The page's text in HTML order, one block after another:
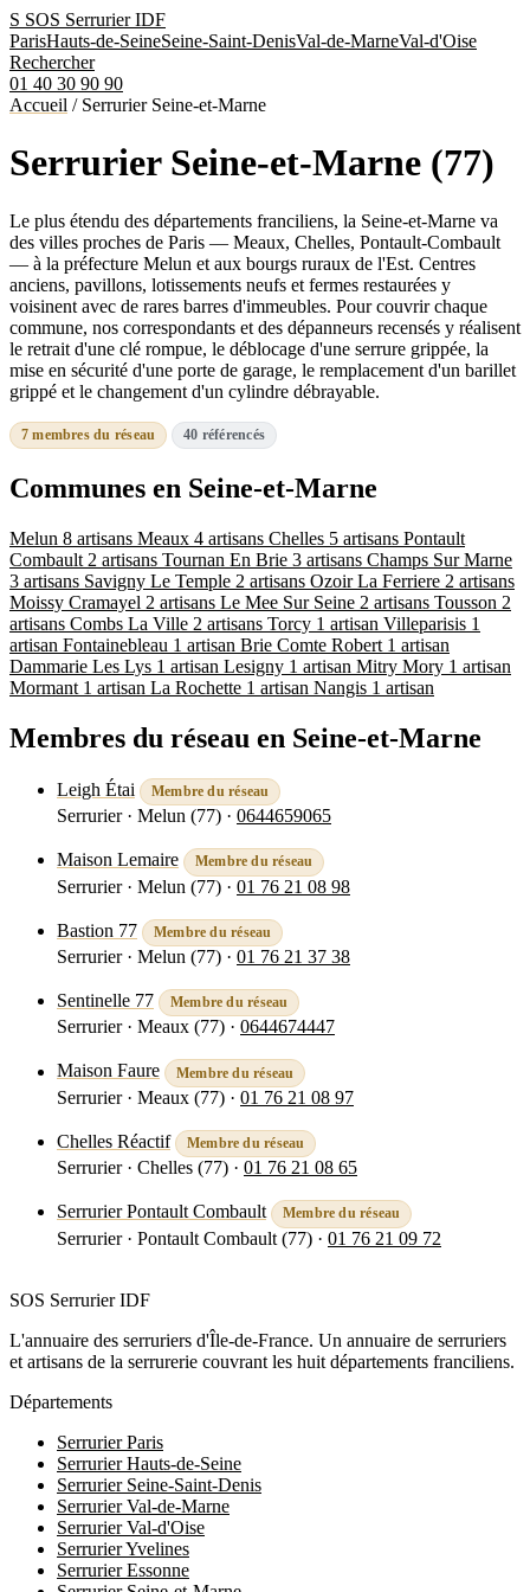
S SOS SerrurierIDF
ParisHauts-de-SeineSeine-Saint-DenisVal-de-MarneVal-d'Oise
Rechercher
01 40 30 90 90
Accueil /Serrurier Seine-et-Marne
Serrurier Seine-et-Marne (77)
Le plus étendu des départements franciliens, la Seine-et-Marne va
des villes proches de Paris — Meaux, Chelles, Pontault-Combault
— à la préfecture Melun et aux bourgs ruraux de l'Est. Centres
anciens, pavillons, lotissements neufs et fermes restaurées y
voisinent avec de rares barres d'immeubles. Pour couvrir chaque
commune, nos correspondants et des dépanneurs recensés y réalisent
le retrait d'une clé rompue, le déblocage d'une serrure grippée, la
mise en sécurité d'une porte de garage, le remplacement d'un barillet
grippé et le changement d'un cylindre débrayable.
7 membres du réseau 40 référencés
Communes en Seine-et-Marne
Melun 8 artisans Meaux 4 artisans Chelles 5 artisans Pontault
Combault 2 artisans Tournan En Brie 3 artisans Champs Sur Marne
3 artisans Savigny Le Temple 2 artisans Ozoir La Ferriere 2 artisans
Moissy Cramayel 2 artisans Le Mee Sur Seine 2 artisans Tousson 2
artisans Combs La Ville 2 artisans Torcy 1 artisan Villeparisis 1
artisan Fontainebleau 1 artisan Brie Comte Robert 1 artisan
Dammarie Les Lys 1 artisan Lesigny 1 artisan Mitry Mory 1 artisan
Mormant 1 artisan La Rochette 1 artisan Nangis 1 artisan
Membres du réseau en Seine-et-Marne
Leigh Étai Membre du réseau
Serrurier · Melun (77) · 0644659065
Maison Lemaire
Membre du réseau
Serrurier · Melun (77) · 01 76 21 08 98
Bastion 77
Membre du réseau
Serrurier · Melun (77) · 01 76 21 37 38
Sentinelle 77
Membre du réseau
Serrurier · Meaux (77) · 0644674447
Maison Faure
Membre du réseau
Serrurier · Meaux (77) · 01 76 21 08 97
Chelles Réactif
Membre du réseau
Serrurier · Chelles (77) · 01 76 21 08 65
Serrurier Pontault Combault
Membre du réseau
Serrurier · Pontault Combault (77) · 01 76 21 09 72
SOS SerrurierIDF
L'annuaire des serruriers d'Île-de-France. Un annuaire de serruriers
et artisans de la serrurerie couvrant les huit départements franciliens.
Départements
Serrurier Paris
Serrurier Hauts-de-Seine
Serrurier Seine-Saint-Denis
Serrurier Val-de-Marne
Serrurier Val-d'Oise
Serrurier Yvelines
Serrurier Essonne